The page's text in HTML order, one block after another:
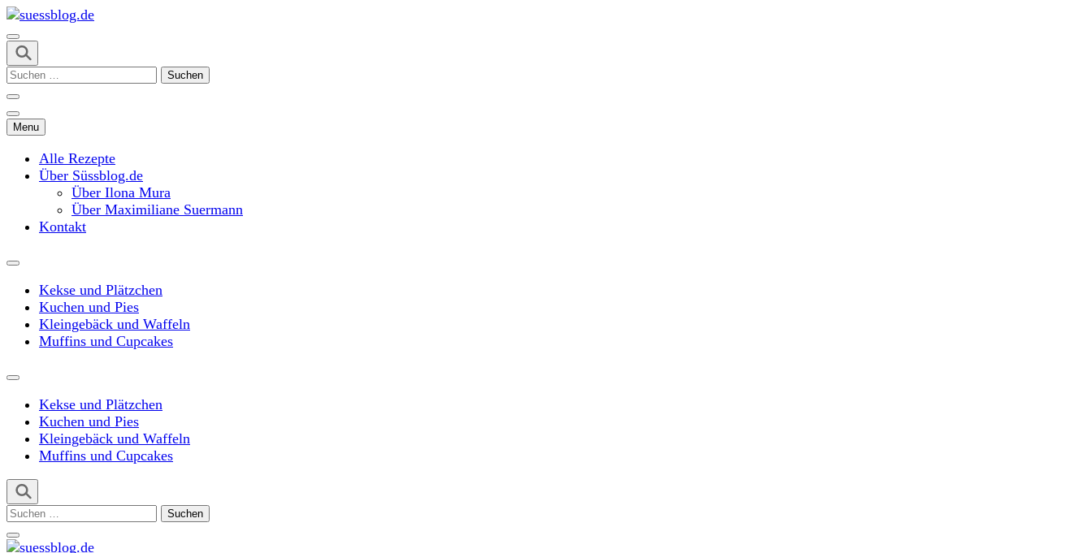
Skip
to
content
(Press
Enter)
suessblog.de
Suchen
Menu
Alle Rezepte
Über Süssblog.de
Über Ilona Mura
Über Maximiliane Suermann
Kontakt
Kekse und Plätzchen
Kuchen und Pies
Kleingebäck und Waffeln
Muffins und Cupcakes
Kekse und Plätzchen
Kuchen und Pies
Kleingebäck und Waffeln
Muffins und Cupcakes
Suchen